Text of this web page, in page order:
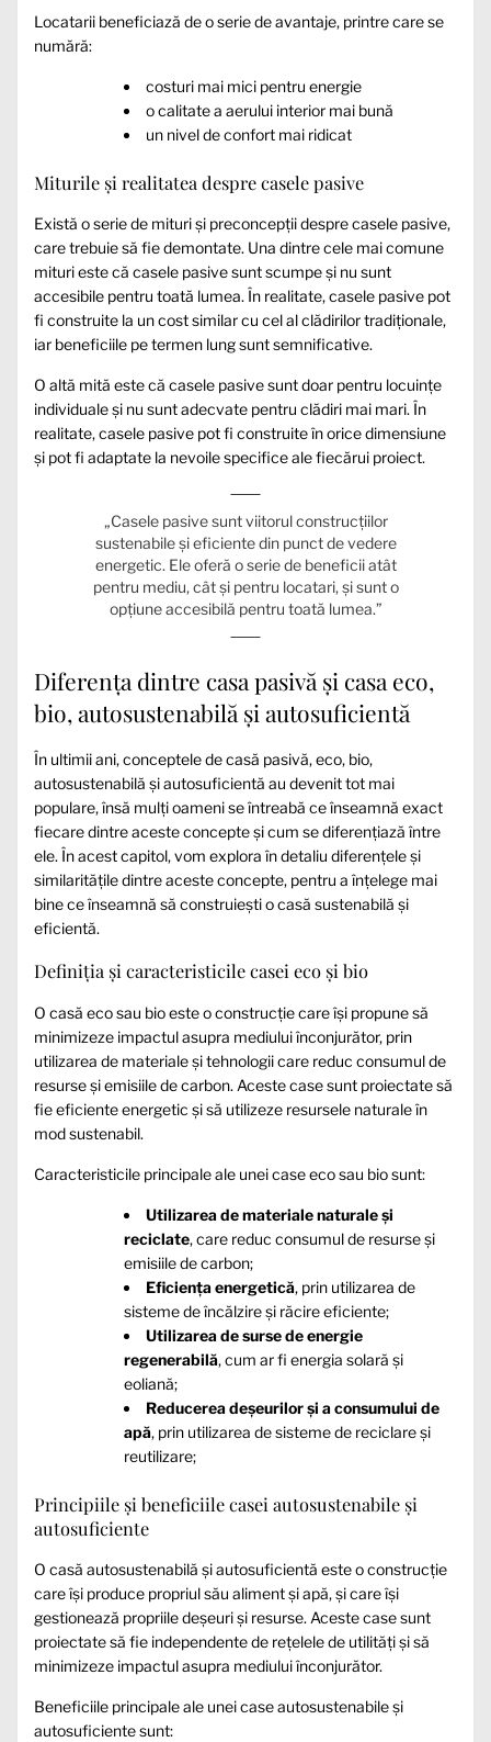
Locatarii beneficiază de o serie de avantaje, printre care se
numără:
costuri mai mici pentru energie
o calitate a aerului interior mai bună
un nivel de confort mai ridicat
Miturile și realitatea despre casele pasive
Există o serie de mituri și preconcepții despre casele pasive,
care trebuie să fie demontate. Una dintre cele mai comune
mituri este că casele pasive sunt scumpe și nu sunt
accesibile pentru toată lumea. În realitate, casele pasive pot
fi construite la un cost similar cu cel al clădirilor tradiționale,
iar beneficiile pe termen lung sunt semnificative.
O altă mită este că casele pasive sunt doar pentru locuințe
individuale și nu sunt adecvate pentru clădiri mai mari. În
realitate, casele pasive pot fi construite în orice dimensiune
și pot fi adaptate la nevoile specifice ale fiecărui proiect.
„Casele pasive sunt viitorul construcțiilor
sustenabile și eficiente din punct de vedere
energetic. Ele oferă o serie de beneficii atât
pentru mediu, cât și pentru locatari, și sunt o
opțiune accesibilă pentru toată lumea.”
Diferența dintre casa pasivă și casa eco,
bio, autosustenabilă și autosuficientă
În ultimii ani, conceptele de casă pasivă, eco, bio,
autosustenabilă și autosuficientă au devenit tot mai
populare, însă mulți oameni se întreabă ce înseamnă exact
fiecare dintre aceste concepte și cum se diferențiază între
ele. În acest capitol, vom explora în detaliu diferențele și
similaritățile dintre aceste concepte, pentru a înțelege mai
bine ce înseamnă să construiești o casă sustenabilă și
eficientă.
Definiția și caracteristicile casei eco și bio
O casă eco sau bio este o construcție care își propune să
minimizeze impactul asupra mediului înconjurător, prin
utilizarea de materiale și tehnologii care reduc consumul de
resurse și emisiile de carbon. Aceste case sunt proiectate să
fie eficiente energetic și să utilizeze resursele naturale în
mod sustenabil.
Caracteristicile principale ale unei case eco sau bio sunt:
Utilizarea de materiale naturale și
reciclate, care reduc consumul de resurse și
emisiile de carbon;
Eficiența energetică, prin utilizarea de
sisteme de încălzire și răcire eficiente;
Utilizarea de surse de energie
regenerabilă, cum ar fi energia solară și
eoliană;
Reducerea deșeurilor și a consumului de
apă, prin utilizarea de sisteme de reciclare și
reutilizare;
Principiile și beneficiile casei autosustenabile și
autosuficiente
O casă autosustenabilă și autosuficientă este o construcție
care își produce propriul său aliment și apă, și care își
gestionează propriile deșeuri și resurse. Aceste case sunt
proiectate să fie independente de rețelele de utilități și să
minimizeze impactul asupra mediului înconjurător.
Beneficiile principale ale unei case autosustenabile și
autosuficiente sunt: